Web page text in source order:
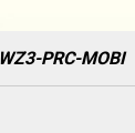
PRC-MOBI